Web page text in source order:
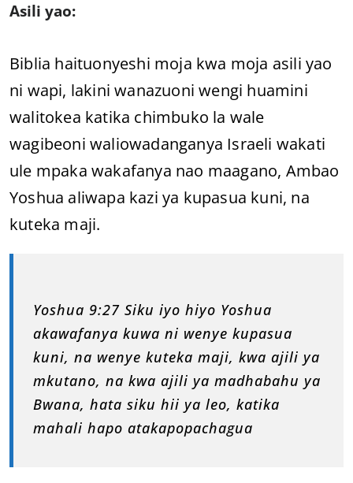
Asili yao:
Biblia haituonyeshi moja kwa moja asili yao
ni wapi, lakini wanazuoni wengi huamini
walitokea katika chimbuko la wale
wagibeoni waliowadanganya Israeli wakati
ule mpaka wakafanya nao maagano, Ambao
Yoshua aliwapa kazi ya kupasua kuni, na
kuteka maji.
Yoshua 9:27 Siku iyo hiyo Yoshua
akawafanya kuwa ni wenye kupasua
kuni, na wenye kuteka maji, kwa ajili ya
mkutano, na kwa ajili ya madhabahu ya
Bwana, hata siku hii ya leo, katika
mahali hapo atakapopachagua